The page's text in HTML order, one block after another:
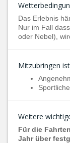
Das Erlebnis
Nur im Fall
oder Nebel),
Mitzubringen
Weitere
Für die
Jahr über